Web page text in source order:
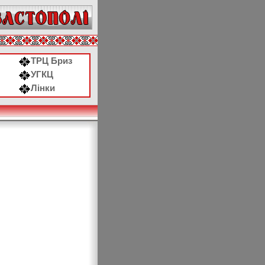
ТРЦ Бриз
УГКЦ
Лінки